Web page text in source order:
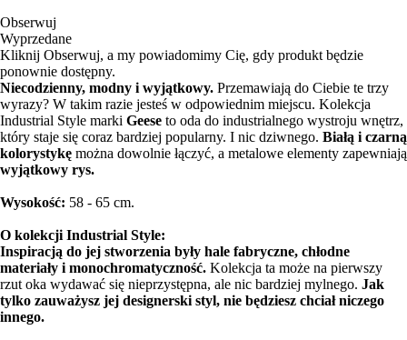
Obserwuj
Wyprzedane
Kliknij Obserwuj, a my powiadomimy Cię, gdy produkt będzie
ponownie dostępny.
Niecodzienny, modny i wyjątkowy. Przemawiają do Ciebie te trzy
wyrazy? W takim razie jesteś w odpowiednim miejscu. Kolekcja
Industrial Style marki Geese to oda do industrialnego wystroju wnętrz,
który staje się coraz bardziej popularny. I nic dziwnego. Białą i czarną
kolorystykę można dowolnie łączyć, a metalowe elementy zapewniają
wyjątkowy rys.
Wysokość: 58 - 65 cm.
O kolekcji Industrial Style:
Inspiracją do jej stworzenia były hale fabryczne, chłodne
materiały i monochromatyczność. Kolekcja ta może na pierwszy
rzut oka wydawać się nieprzystępna, ale nic bardziej mylnego. Jak
tylko zauważysz jej designerski styl, nie będziesz chciał niczego
innego.